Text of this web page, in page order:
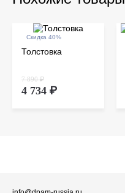
Скидка 40%
Толстовка
7 890 ₽
4 734 ₽